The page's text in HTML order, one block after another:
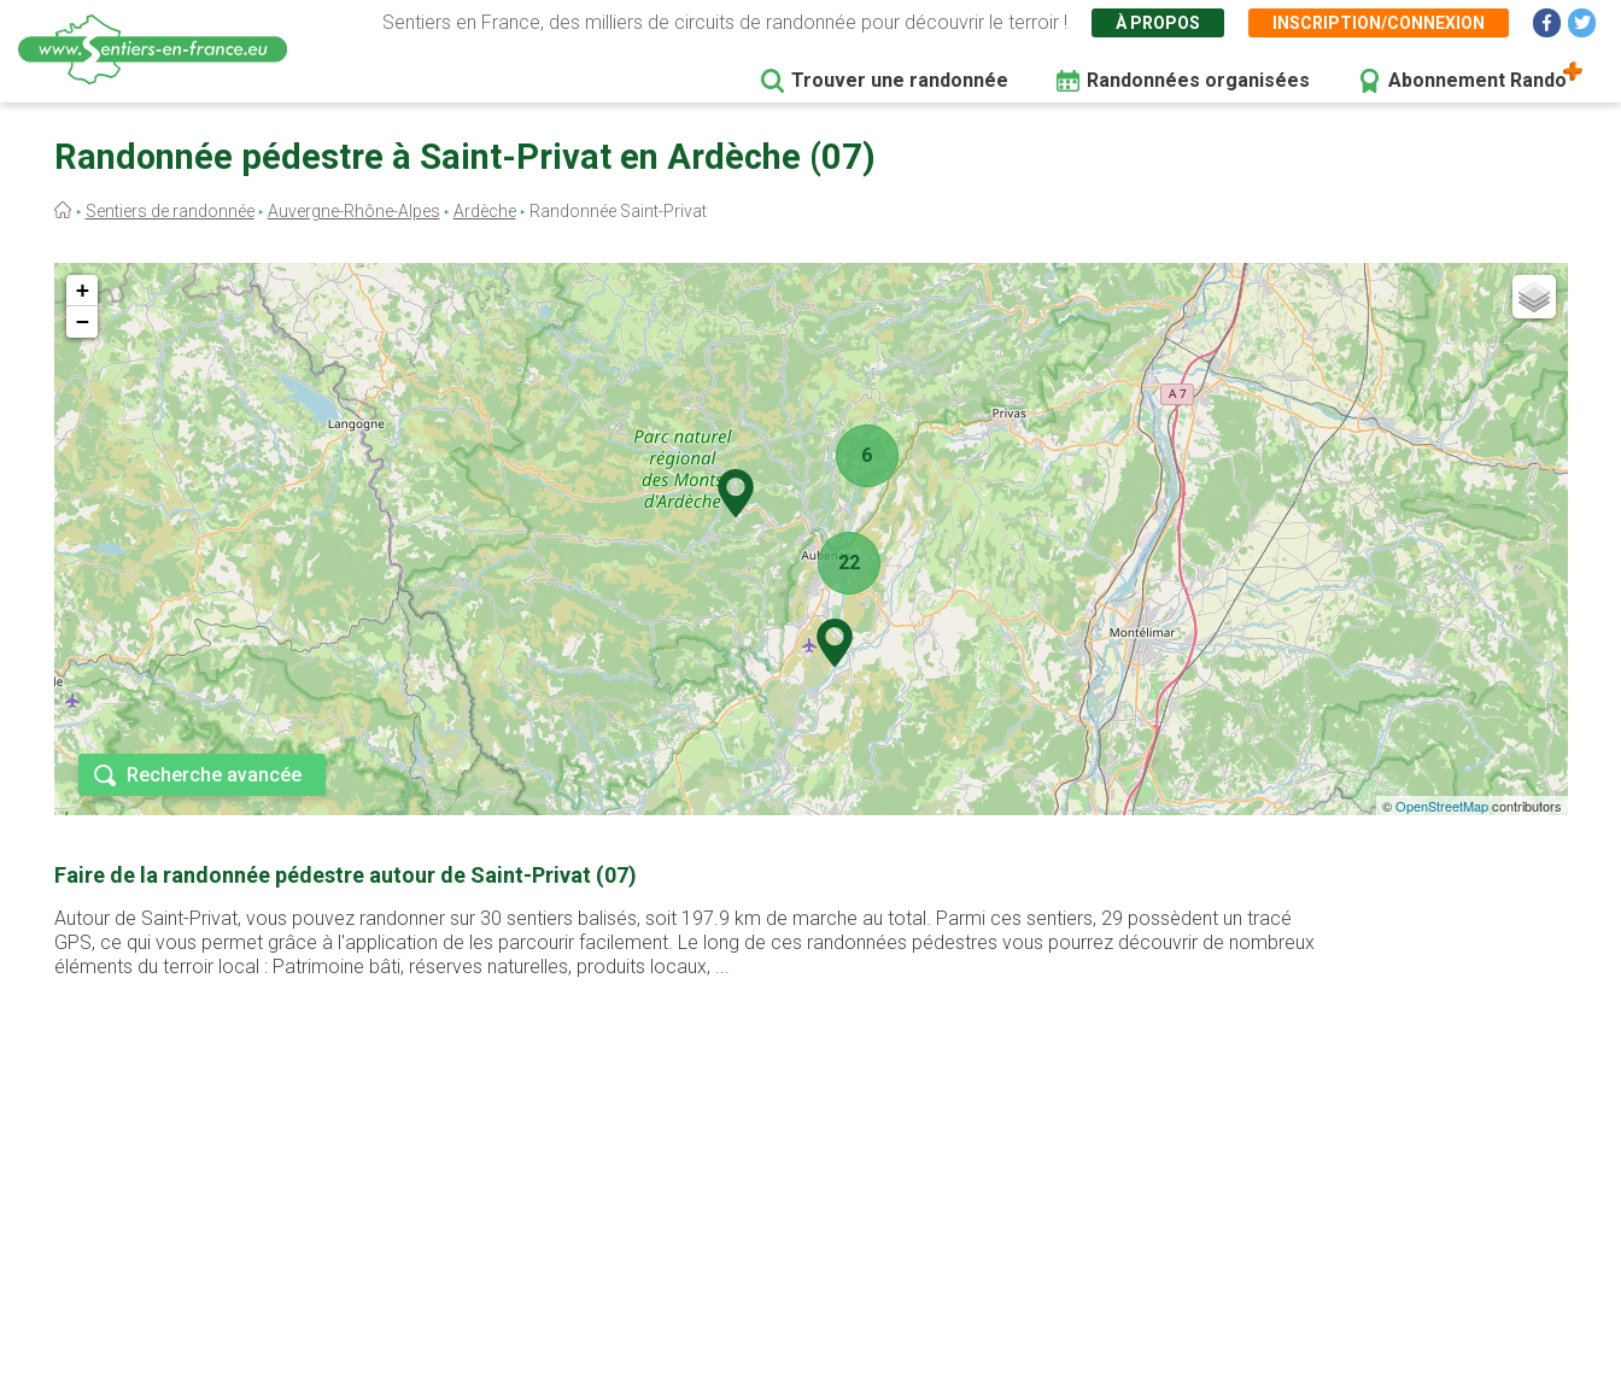
contenu
Sentiers en France, des milliers de circuits de randonnée pour découvrir le terroir ! À PROPOS INSCRIPTION/CONNEXION
Trouver une randonnée Randonnées organisées Abonnement Rando
Randonnée pédestre à Saint-Privat en Ardèche (07)
Fil
Sentiers de randonnée Auvergne-Rhône-Alpes Ardèche Randonnée Saint-Privat
6
22
+
−
©OpenStreetMapcontributors
Recherche avancée
Faire de la randonnée pédestre autour de Saint-Privat (07)
Autour de Saint-Privat, vous pouvez randonner sur 30 sentiers balisés, soit 197.9 km de marche au total. Parmi ces sentiers, 29 possèdent un tracé
GPS, ce qui vous permet grâce à l'application de les parcourir facilement. Le long de ces randonnées pédestres vous pourrez découvrir de nombreux
éléments du terroir local : Patrimoine bâti, réserves naturelles, produits locaux, ...